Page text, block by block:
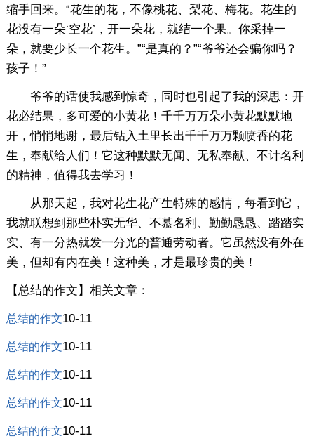
缩手回来。“花生的花，不像桃花、梨花、梅花。花生的
花没有一朵‘空花’，开一朵花，就结一个果。你采掉一
朵，就要少长一个花生。”“是真的？”“爷爷还会骗你吗？
孩子！”
爷爷的话使我感到惊奇，同时也引起了我的深思：开
花必结果，多可爱的小黄花！千千万万朵小黄花默默地
开，悄悄地谢，最后钻入土里长出千千万万颗喷香的花
生，奉献给人们！它这种默默无闻、无私奉献、不计名利
的精神，值得我去学习！
从那天起，我对花生花产生特殊的感情，每看到它，
我就联想到那些朴实无华、不慕名利、勤勤恳恳、踏踏实
实、有一分热就发一分光的普通劳动者。它虽然没有外在
美，但却有内在美！这种美，才是最珍贵的美！
【总结的作文】相关文章：
总结的作文10-11
总结的作文10-11
总结的作文10-11
总结的作文10-11
总结的作文10-11